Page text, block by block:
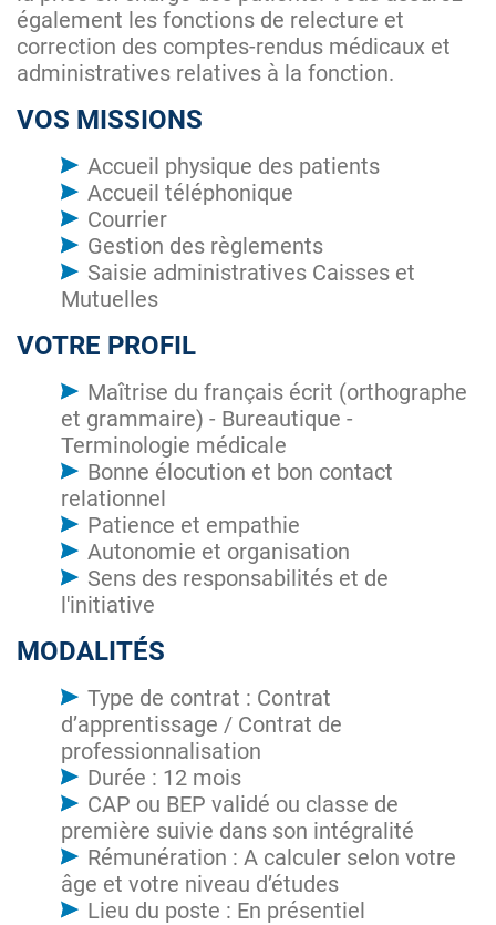
également les fonctions de relecture et
correction des comptes-rendus médicaux et
administratives relatives à la fonction.
VOS MISSIONS
Accueil physique des patients
Accueil téléphonique
Courrier
Gestion des règlements
Saisie administratives Caisses et
Mutuelles
VOTRE PROFIL
Maîtrise du français écrit (orthographe
et grammaire) - Bureautique -
Terminologie médicale
Bonne élocution et bon contact
relationnel
Patience et empathie
Autonomie et organisation
Sens des responsabilités et de
l'initiative
MODALITÉS
Type de contrat : Contrat
d’apprentissage / Contrat de
professionnalisation
Durée : 12 mois
CAP ou BEP validé ou classe de
première suivie dans son intégralité
Rémunération : A calculer selon votre
âge et votre niveau d’études
Lieu du poste : En présentiel